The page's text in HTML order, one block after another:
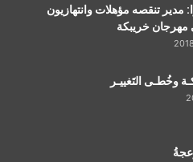
مدير تنقصه مؤهلات وانتهازيون
خريبكة
وخُطـى التَغييـر